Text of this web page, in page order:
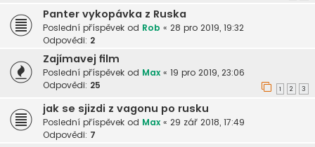
Panter vykopávka z Ruska
Poslední příspěvek od Rob « 28 pro 2019, 19:32
Odpovědi: 2
Zajímavej film
Poslední příspěvek od Max « 19 pro 2019, 23:06
Odpovědi: 25 1 2 3
jak se sjizdi z vagonu po rusku
Poslední příspěvek od Max « 29 zář 2018, 17:49
Odpovědi: 7